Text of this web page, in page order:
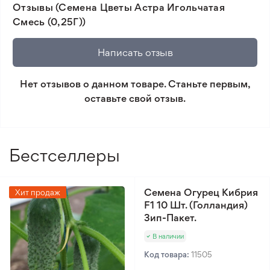
двухлетние растения, клубни и луковицы.
Просмотрите наш каталог и выберите подходящее
растение. Покупать у нас быстро, безопасно и
экономично, с возможностью доставки в любой
товара и реального растения.
🛡️ Защита покупок. Возврат средств за товар,
который не соответствует ожиданиям. Согласно
условиям возврата.
Минимальный заказ 300 грн.
Отзывы (Семена Цветы Астра Игольчатая
Смесь (0,25Г))
Написать отзыв
Нет отзывов о данном товаре. Станьте первым,
оставьте свой отзыв.
Бестселлеры
Хит продаж
Семена Огурец Кибрия
F1 10 Шт. (Голландия)
Зип-Пакет.
В наличии
Код товара: 11505